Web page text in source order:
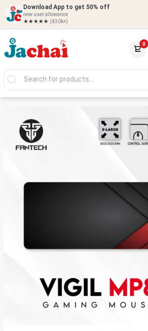
Download App to get 50% off
new user allowance
★★★★★ (430k+)
0